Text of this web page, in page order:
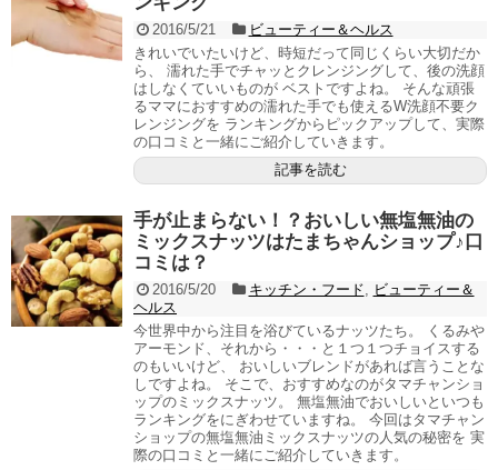
2016/5/21
ビューティー＆ヘルス
きれいでいたいけど、時短だって同じくらい大切だか
ら、 濡れた手でチャッとクレンジングして、後の洗顔
はしなくていいものが ベストですよね。 そんな頑張
るママにおすすめの濡れた手でも使えるW洗顔不要ク
レンジングを ランキングからピックアップして、実際
の口コミと一緒にご紹介していきます。
記事を読む
手が止まらない！？おいしい無塩無油の
ミックスナッツはたまちゃんショップ♪口
コミは？
2016/5/20 キッチン・フード
ビューティー＆
ヘルス
今世界中から注目を浴びているナッツたち。 くるみや
アーモンド、それから・・・と１つ１つチョイスする
のもいいけど、 おいしいブレンドがあれば言うことな
しですよね。 そこで、おすすめなのがタマチャンショ
ップのミックスナッツ。 無塩無油でおいしいといつも
ランキングをにぎわせていますね。 今回はタマチャン
ショップの無塩無油ミックスナッツの人気の秘密を 実
際の口コミと一緒にご紹介していきます。